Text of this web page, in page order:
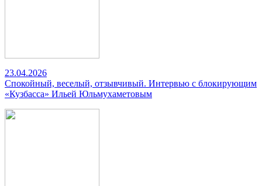
23.04.2026
Спокойный, веселый, отзывчивый. Интервью с блокирующим
«Кузбасса» Ильей Юльмухаметовым